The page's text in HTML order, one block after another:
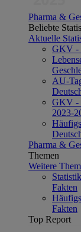
Pharma &
Beliebte
Aktuelle
GKV -
AU-
GKV -
2023-
Pharma &
Themen
Weitere
Fakten
Fakten
Top Report